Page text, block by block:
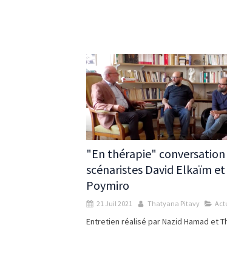
"En thérapie" conversation
scénaristes David Elkaïm
Poymiro
21 Juil 2021 Thatyana Pitavy
Entretien réalisé par Nazid Hamad et